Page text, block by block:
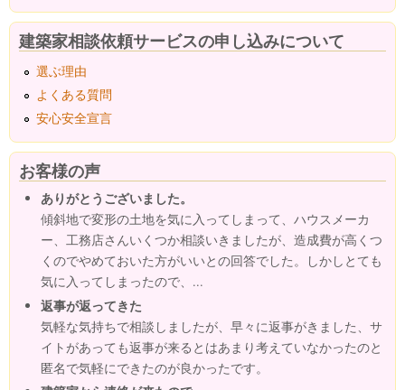
建築家相談依頼サービスの申し込みについて
選ぶ理由
よくある質問
安心安全宣言
お客様の声
ありがとうございました。
傾斜地で変形の土地を気に入ってしまって、ハウスメーカ
ー、工務店さんいくつか相談いきましたが、造成費が高くつ
くのでやめておいた方がいいとの回答でした。しかしとても
気に入ってしまったので、...
返事が返ってきた
気軽な気持ちで相談しましたが、早々に返事がきました、サ
イトがあっても返事が来るとはあまり考えていなかったのと
匿名で気軽にできたのが良かったです。